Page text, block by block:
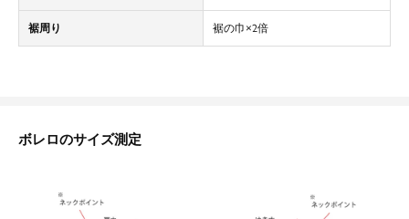
裾周り 裾の巾×2倍
ボレロのサイズ測定